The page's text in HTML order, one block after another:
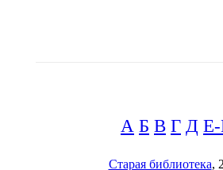
А Б В Г Д
Старая библиотека,